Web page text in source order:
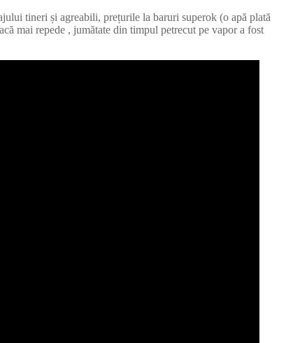
tineri și agreabili, prețurile la baruri superok (o apă plată
mai repede , jumătate din timpul petrecut pe vapor a fost